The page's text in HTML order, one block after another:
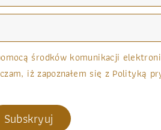
środków komunikacji
iż zapoznałem się z Polityką
Subskryuj